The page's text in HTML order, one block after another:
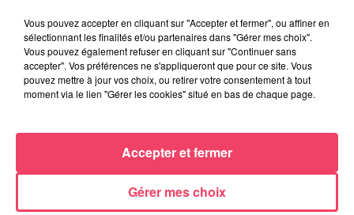
SEGRÉ. ATTAQUE À L'ARME BLANCHE : L'AGRESSEUR INTERPELLÉ,
Vous pouvez accepter en cliquant sur "Accepter et fermer", ou affiner en
sélectionnant les finalités et/ou partenaires dans "Gérer mes choix".
Vous pouvez également refuser en cliquant sur "Continuer sans
accepter". Vos préférences ne s'appliqueront que pour ce site. Vous
pouvez mettre à jour vos choix, ou retirer votre consentement à tout
moment via le lien "Gérer les cookies" situé en bas de chaque page.
Gérer mes choix
Accepter et fermer